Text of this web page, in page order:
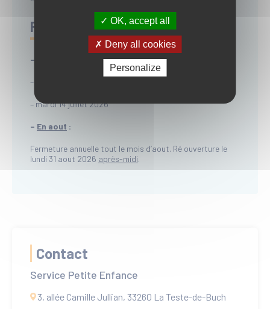
Fermeture - Eté
–
– lundi 13 juillet 2026
– mardi 14 juillet 2026
– En aout :
Fermeture annuelle tout le mois d’aout. Ré ouverture le
lundi 31 aout 2026 après-midi.
Contact
Service Petite Enfance
3, allée Camille Jullian, 33260 La Teste-de-Buch
OK, accept all
Deny all cookies
Personalize